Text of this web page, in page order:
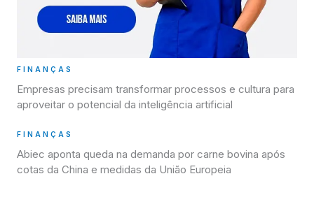
FINANÇAS
Empresas precisam transformar processos e cultura para
aproveitar o potencial da inteligência artificial
FINANÇAS
Abiec aponta queda na demanda por carne bovina após
cotas da China e medidas da União Europeia